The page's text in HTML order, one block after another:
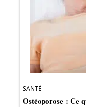
SANTÉ
Ostéoporose : Ce